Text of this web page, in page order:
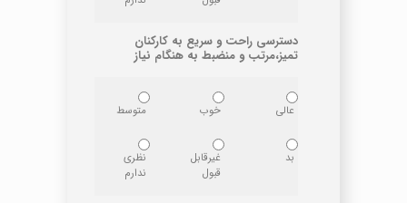
دسترسی راحت و سریع به کارکنان
تمیز،مرتب و منضبط به هنگام نیاز
عالی خوب متوسط
بد
غیرقابل
قبول
نظری
ندارم